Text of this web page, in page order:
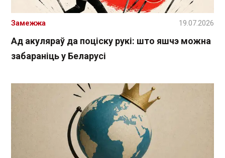
Ад акуляраў да поціску рукі: што яшчэ можна
забараніць у Беларусі
Замежжа 19.07.2026